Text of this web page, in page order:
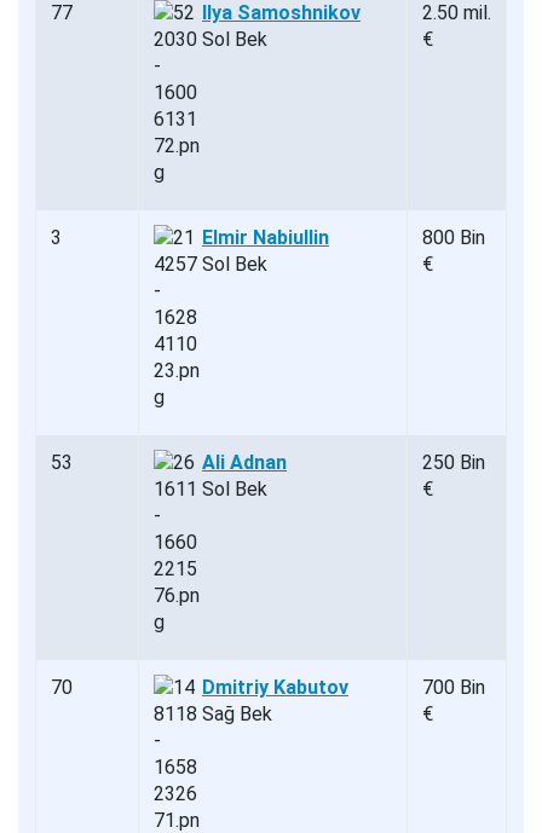
77
Ilya Samoshnikov
Sol Bek
2.50 mil.
€
3
Elmir Nabiullin
Sol Bek
800 Bin
€
53
Ali Adnan
Sol Bek
250 Bin
€
70
Dmitriy Kabutov
Sağ Bek
700 Bin
€